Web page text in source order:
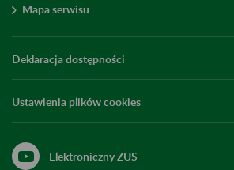
Mapa serwisu
Deklaracja dostępności
Ustawienia plików cookies
Elektroniczny ZUS